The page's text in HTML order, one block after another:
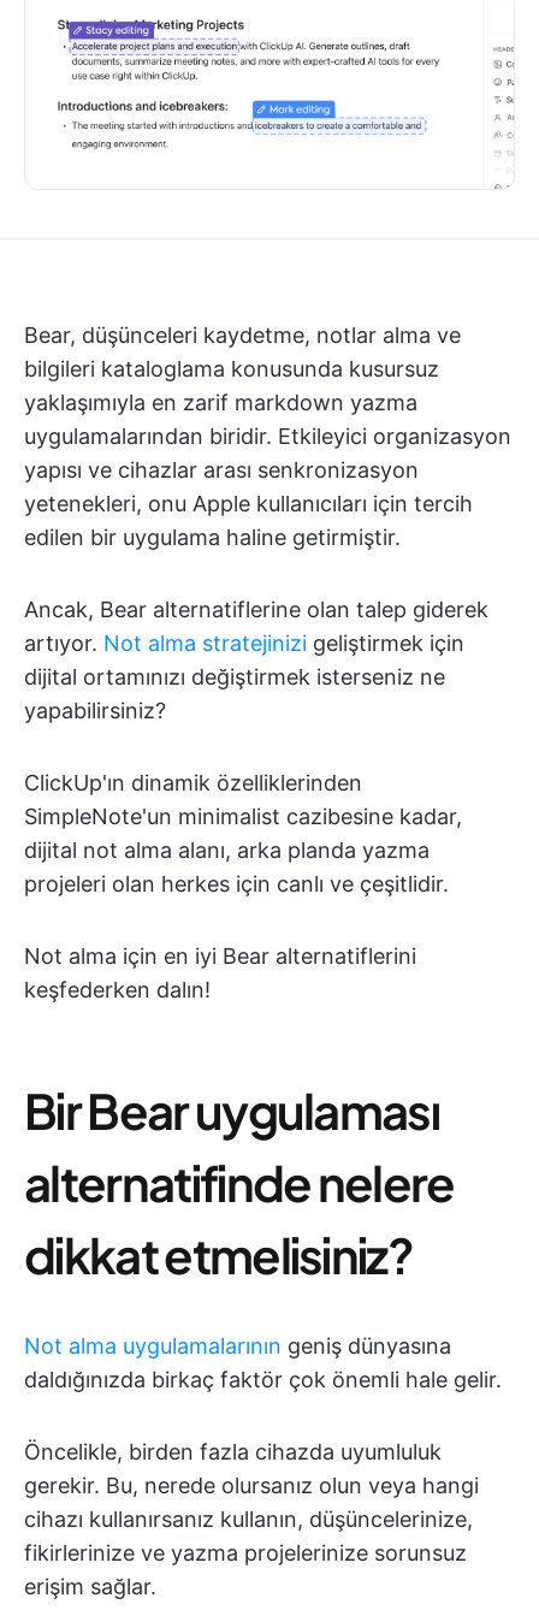
Bear, düşünceleri kaydetme, notlar alma ve
bilgileri kataloglama konusunda kusursuz
yaklaşımıyla en zarif markdown yazma
uygulamalarından biridir. Etkileyici organizasyon
yapısı ve cihazlar arası senkronizasyon
yetenekleri, onu Apple kullanıcıları için tercih
edilen bir uygulama haline getirmiştir.
Ancak, Bear alternatiflerine olan talep giderek
artıyor. Not alma stratejinizi geliştirmek için
dijital ortamınızı değiştirmek isterseniz ne
yapabilirsiniz?
ClickUp'ın dinamik özelliklerinden
SimpleNote'un minimalist cazibesine kadar,
dijital not alma alanı, arka planda yazma
projeleri olan herkes için canlı ve çeşitlidir.
Not alma için en iyi Bear alternatiflerini
keşfederken dalın!
Bir Bear uygulaması
alternatifinde nelere
dikkat etmelisiniz?
Not alma uygulamalarının geniş dünyasına
daldığınızda birkaç faktör çok önemli hale gelir.
Öncelikle, birden fazla cihazda uyumluluk
gerekir. Bu, nerede olursanız olun veya hangi
cihazı kullanırsanız kullanın, düşüncelerinize,
fikirlerinize ve yazma projelerinize sorunsuz
erişim sağlar.